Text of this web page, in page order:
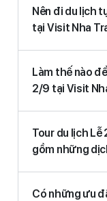
Nên đi du lịch
tại Visit Nha
Làm thế nào
2/9 tại Visit
Tour du lịch Lễ
gồm những
Có những ưu